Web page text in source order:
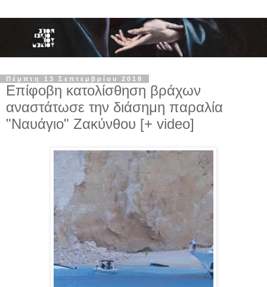
Πέμπτη 13 Σεπτεμβρίου 2018
Επίφοβη κατολίσθηση βράχων
αναστάτωσε την διάσημη παραλία
"Ναυάγιο" Ζακύνθου [+ video]